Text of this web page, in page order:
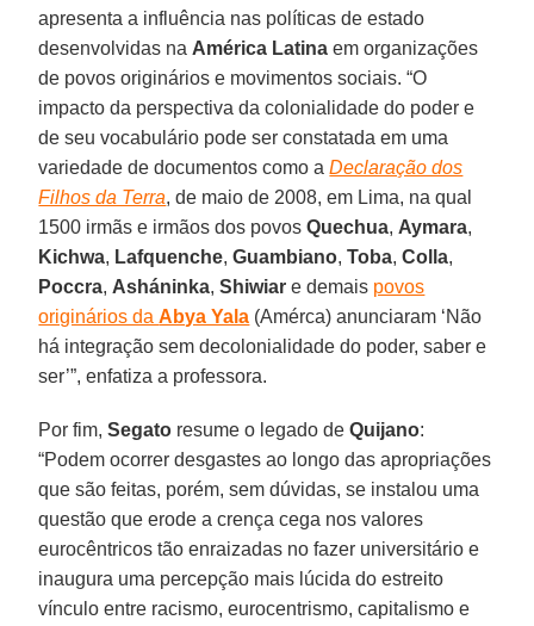
apresenta a influência nas políticas de estado
desenvolvidas na América Latina em organizações
de povos originários e movimentos sociais. “O
impacto da perspectiva da colonialidade do poder e
de seu vocabulário pode ser constatada em uma
variedade de documentos como aDeclaração dos
Filhos da Terra, de maio de 2008, em Lima, na qual
1500 irmãs e irmãos dos povosQuechua, Aymara,
Kichwa, Lafquenche,Guambiano,Toba,Colla,
Poccra, Asháninka,Shiwiar e demais povos
originários daAbya Yala (Amérca) anunciaram ‘Não
há integração sem decolonialidade do poder, saber e
ser’”, enfatiza a professora.
Por fim,Segato resume o legado deQuijano:
“Podem ocorrer desgastes ao longo das apropriações
que são feitas, porém, sem dúvidas, se instalou uma
questão que erode a crença cega nos valores
eurocêntricos tão enraizadas no fazer universitário e
inaugura uma percepção mais lúcida do estreito
vínculo entre racismo, eurocentrismo, capitalismo e